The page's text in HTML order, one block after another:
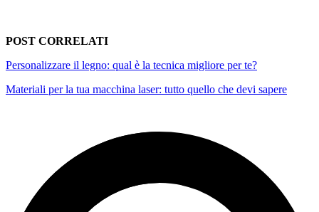
POST CORRELATI
Personalizzare il legno: qual è la tecnica migliore per te?
Materiali per la tua macchina laser: tutto quello che devi sapere